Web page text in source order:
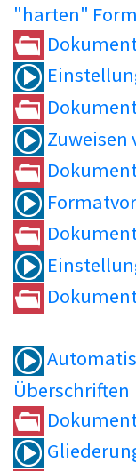
"harten"
Zuweisen
Überschriften
Dokument